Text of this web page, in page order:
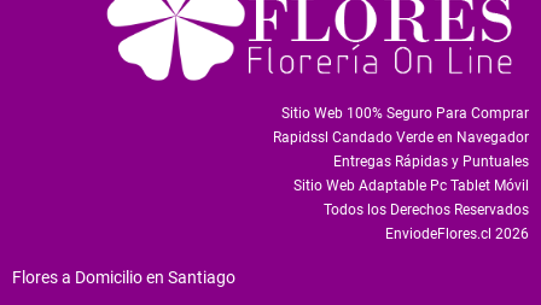
Sitio Web 100% Seguro Para Comprar
Rapidssl Candado Verde en Navegador
Entregas Rápidas y Puntuales
Sitio Web Adaptable Pc Tablet Móvil
Todos los Derechos Reservados
EnviodeFlores.cl 2026
Flores a Domicilio en Santiago